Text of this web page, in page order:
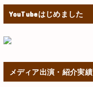
YouTubeはじめました
メディア出演・紹介実績